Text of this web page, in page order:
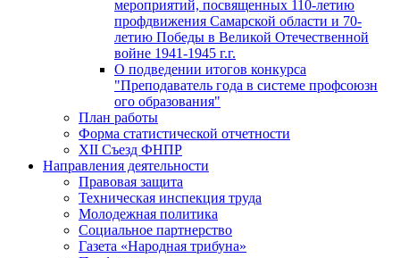
мероприятий, посвященных 110-летию
профдвижения Самарской области и 70-
летию Победы в Великой Отечественной
войне 1941-1945 г.г.
О подведении итогов конкурса
"Преподаватель года в системе профсоюзн
ого образования"
План работы
Форма статистической отчетности
XII Съезд ФНПР
Направления деятельности
Правовая защита
Техническая инспекция труда
Молодежная политика
Социальное партнерство
Газета «Народная трибуна»